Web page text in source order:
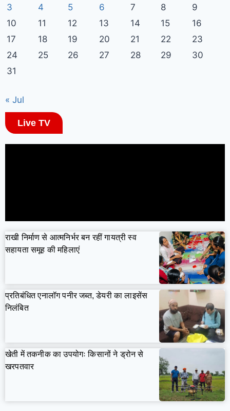
3
4 5 6 7 8
9
10
11 12 13 14 15
16
17
18 19 20 21 22
23
24
25 26 27 28 29
30
31
« Jul
Live TV
राखी निर्माण से आत्मनिर्भर बन रहीं गायत्री स्व
सहायता समूह की महिलाएं
प्रतिबंधित एनालॉग पनीर जब्त, डेयरी का लाइसेंस
निलंबित
खेती में तकनीक का उपयोगः किसानों ने ड्रोन से
खरपतवार